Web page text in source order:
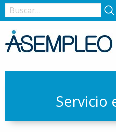
de
usuario
o
correo
Contraseña
Servicio